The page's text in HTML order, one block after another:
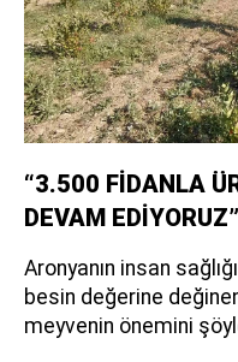
“3.500 FİDANLA
DEVAM EDİYORUZ”
Aronyanın insan
besin değerine
meyvenin önemini